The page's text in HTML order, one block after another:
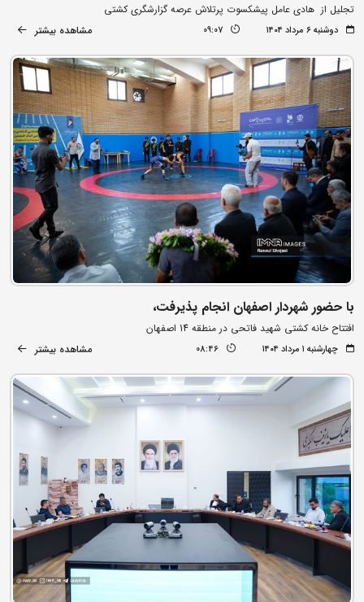
تجلیل از هادی عامل پیشکسوت پرتلاش عرصه گزارشگری کشتی
دوشنبه ۶ مرداد ۱۴۰۴ 09:07 مشاهده بیشتر
با حضور شهردار اصفهان انجام پذیرفت،
افتتاح خانه کشتی شهید فاتحی در منطقه 14 اصفهان
چهارشنبه ۱ مرداد ۱۴۰۴ 08:46 مشاهده بیشتر